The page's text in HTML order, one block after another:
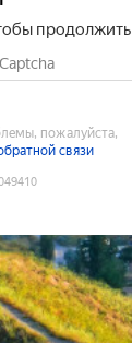
продолжить
пожалуйста,
связи